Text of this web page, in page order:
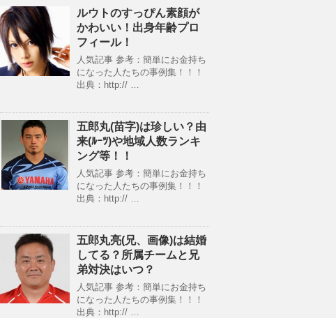
ルウトのすっぴん素顔が
かわいい！出身年齢プロ
フィール！
人気記事 参考：簡単にお金持ち
になった人たちの事例集！！！
出典：http:// …
五郎丸(苗字)は珍しい？由
来(ﾙｰﾂ)や地域人数ランキ
ング等！！
人気記事 参考：簡単にお金持ち
になった人たちの事例集！！！
出典：http:// …
五郎丸亮(兄、画像)は結婚
してる？所属チームと兄
弟対決はいつ？
人気記事 参考：簡単にお金持ち
になった人たちの事例集！！！
出典：http:// …